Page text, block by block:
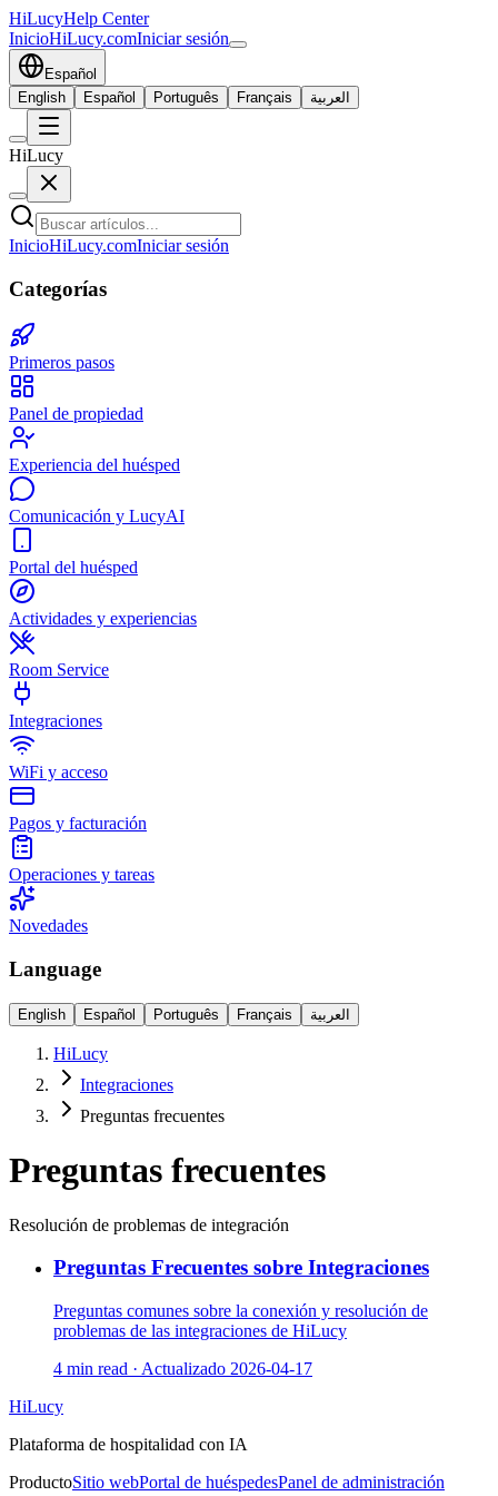
HiLucyHelp Center
InicioHiLucy.comIniciar sesión
Español
English
Español Português Français العربية
HiLucy
InicioHiLucy.comIniciar sesión
Categorías
Primeros pasos
Panel de propiedad
Experiencia del huésped
Comunicación y LucyAI
Portal del huésped
Actividades y experiencias
Room Service
Integraciones
WiFi y acceso
Pagos y facturación
Operaciones y tareas
Novedades
Language
English Español Português Français العربية
HiLucy
Integraciones
Preguntas frecuentes
Preguntas frecuentes
Resolución de problemas de integración
Preguntas Frecuentes sobre Integraciones
Preguntas comunes sobre la conexión y resolución de
problemas de las integraciones de HiLucy
4 min read · Actualizado 2026-04-17
HiLucy
Plataforma de hospitalidad con IA
ProductoSitio webPortal de huéspedesPanel de administración